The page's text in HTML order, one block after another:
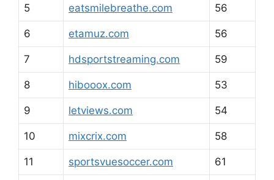
5 eatsmilebreathe.com 56
6 etamuz.com 56
7 hdsportstreaming.com 59
8 hibooox.com 53
9 letviews.com 54
10 mixcrix.com 58
11 sportsvuesoccer.com 61